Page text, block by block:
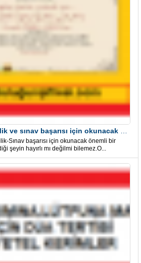
Sınav başarısı için okunacak önemli bir
şeyin hayırlı mı değilmi bilemez.O...